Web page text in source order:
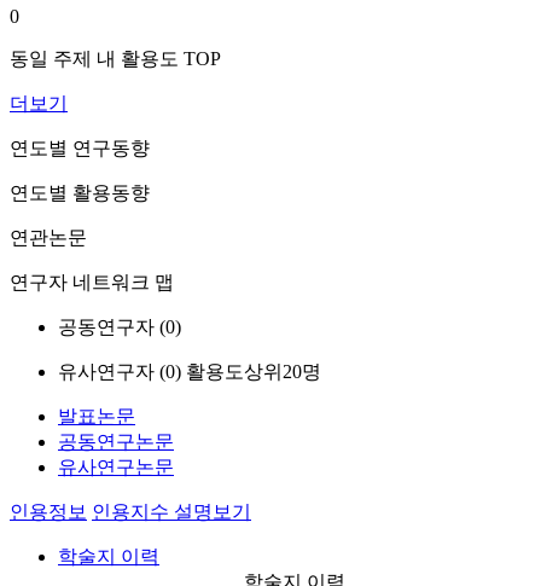
0
동일 주제 내 활용도 TOP
더보기
연도별 연구동향
연도별 활용동향
연관논문
연구자 네트워크 맵
공동연구자 (0)
유사연구자 (0) 활용도상위20명
발표논문
공동연구논문
유사연구논문
인용정보 인용지수 설명보기
학술지 이력
학술지 이력